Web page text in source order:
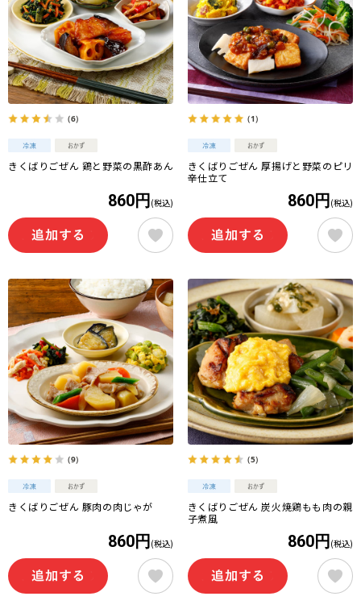
（6）
きくばりごぜん 鶏と野菜の黒酢あん
860円 (税込)
（1）
きくばりごぜん 厚揚げと野菜のピリ
辛仕立て
860円 (税込)
（9）
きくばりごぜん 豚肉の肉じゃが
860円 (税込)
（5）
きくばりごぜん 炭火焼鶏もも肉の親
子煮風
860円 (税込)